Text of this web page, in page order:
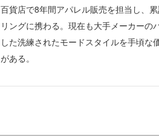
百貨店で8年間アパレル販売を担当し、
リングに携わる。現在も大手メーカーの
した洗練されたモードスタイルを手頃な
がある。